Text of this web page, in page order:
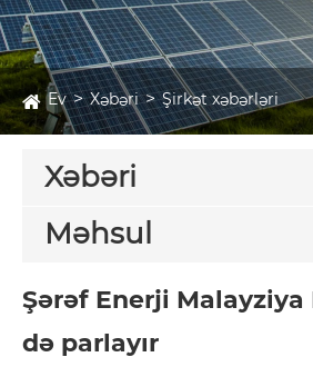
Ev Xəbəri Şirkət xəbərləri
Xəbəri
Məhsul
Şərəf Enerji Malayziya
də parlayır